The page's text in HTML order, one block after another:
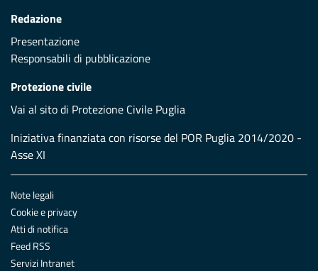
Redazione
Presentazione
Responsabili di pubblicazione
Protezione civile
Vai al sito di Protezione Civile Puglia
Iniziativa finanziata con risorse del POR Puglia 2014/2020 -
Asse XI
Note legali
Cookie e privacy
Atti di notifica
Feed RSS
Servizi Intranet